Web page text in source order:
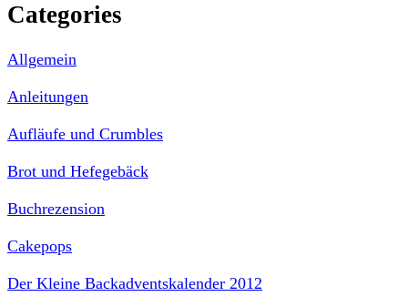
Categories
Allgemein
Anleitungen
Aufläufe und Crumbles
Brot und Hefegebäck
Buchrezension
Cakepops
Der Kleine Backadventskalender 2012